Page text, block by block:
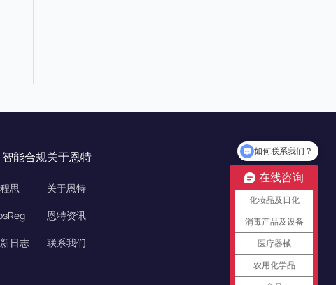
智能合规
思
日志
关于恩特
关于恩特
恩特资讯
联系我们
在线咨询
化妆品及日化
消毒产品及设备
医疗器械
农用化学品
如何联系我们？